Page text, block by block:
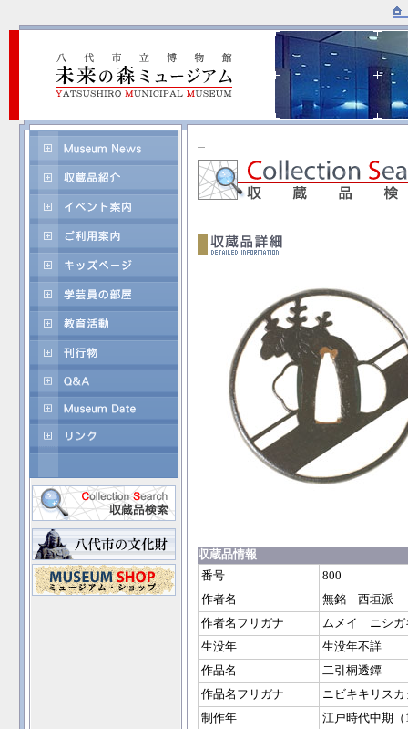
収蔵品情報
番号
800
作者名
無銘 西垣派
作者名フリガナ
ムメイ ニシガ
生没年
生没年不詳
作品名
二引桐透鐔
作品名フリガナ
ニビキキリス
制作年
江戸時代中期（